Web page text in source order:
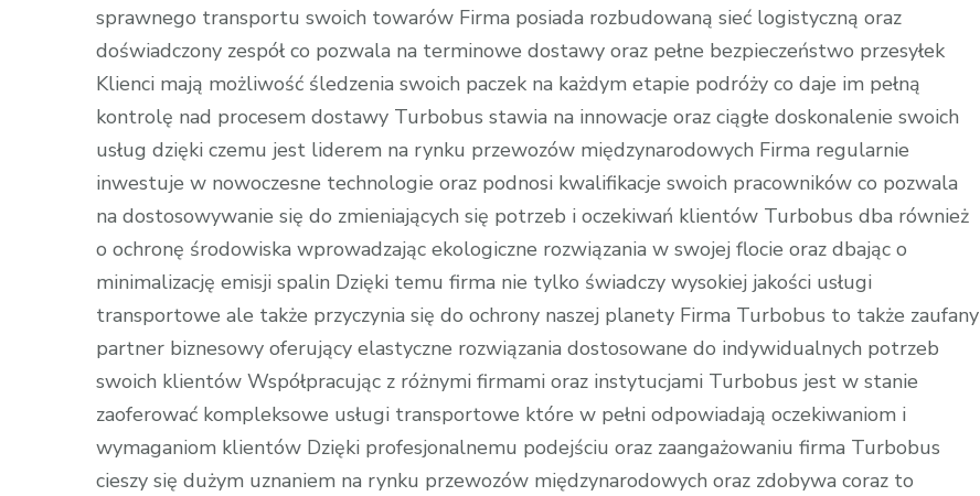
sprawnego transportu swoich towarów Firma posiada rozbudowaną sieć logistyczną oraz
doświadczony zespół co pozwala na terminowe dostawy oraz pełne bezpieczeństwo przesyłek
Klienci mają możliwość śledzenia swoich paczek na każdym etapie podróży co daje im pełną
kontrolę nad procesem dostawy Turbobus stawia na innowacje oraz ciągłe doskonalenie swoich
usług dzięki czemu jest liderem na rynku przewozów międzynarodowych Firma regularnie
inwestuje w nowoczesne technologie oraz podnosi kwalifikacje swoich pracowników co pozwala
na dostosowywanie się do zmieniających się potrzeb i oczekiwań klientów Turbobus dba również
o ochronę środowiska wprowadzając ekologiczne rozwiązania w swojej flocie oraz dbając o
minimalizację emisji spalin Dzięki temu firma nie tylko świadczy wysokiej jakości usługi
transportowe ale także przyczynia się do ochrony naszej planety Firma Turbobus to także zaufany
partner biznesowy oferujący elastyczne rozwiązania dostosowane do indywidualnych potrzeb
swoich klientów Współpracując z różnymi firmami oraz instytucjami Turbobus jest w stanie
zaoferować kompleksowe usługi transportowe które w pełni odpowiadają oczekiwaniom i
wymaganiom klientów Dzięki profesjonalnemu podejściu oraz zaangażowaniu firma Turbobus
cieszy się dużym uznaniem na rynku przewozów międzynarodowych oraz zdobywa coraz to